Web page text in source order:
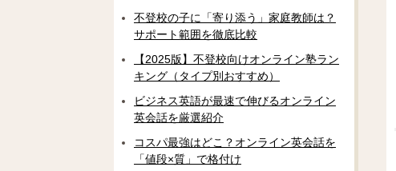
不登校の子に「寄り添う」家庭教師は？
サポート範囲を徹底比較
【2025版】不登校向けオンライン塾ラン
キング（タイプ別おすすめ）
ビジネス英語が最速で伸びるオンライン
英会話を厳選紹介
コスパ最強はどこ？オンライン英会話を
「値段×質」で格付け